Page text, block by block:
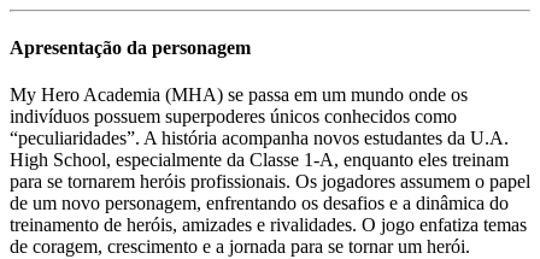
Apresentação da personagem
My Hero Academia (MHA) se passa em um mundo onde os
indivíduos possuem superpoderes únicos conhecidos como
“peculiaridades”. A história acompanha novos estudantes da U.A.
High School, especialmente da Classe 1-A, enquanto eles treinam
para se tornarem heróis profissionais. Os jogadores assumem o papel
de um novo personagem, enfrentando os desafios e a dinâmica do
treinamento de heróis, amizades e rivalidades. O jogo enfatiza temas
de coragem, crescimento e a jornada para se tornar um herói.